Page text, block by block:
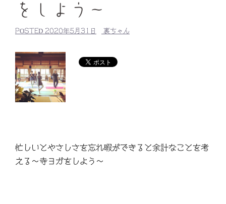
をしよう～
POSTED 2020年5月31日 裏ちゃん
忙しいとやさしさを忘れ暇ができると余計なことを考
える～寺ヨガをしよう～